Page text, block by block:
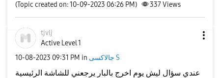
(Topic created on: 10-09-2023 06:26 PM) 337Views
tjvlj
Active Level 1
‎10-08-2023 09:31 PM in جالاكسى S